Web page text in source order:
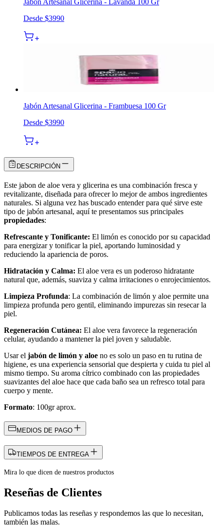
Desde $3990
Jabón Artesanal Glicerina - Frambuesa 100 Gr
Desde $3990
DESCRIPCIÓN
Este jabon de aloe vera y glicerina es una combinación fresca y
revitalizante, diseñada para ofrecer lo mejor de ambos ingredientes
naturales. Si alguna vez has buscado entender para qué sirve este
tipo de jabón artesanal, aquí te presentamos sus principales
propiedades:
Refrescante y Tonificante: El limón es conocido por su capacidad
para energizar y tonificar la piel, aportando luminosidad y
reduciendo la apariencia de poros.
Hidratación y Calma: El aloe vera es un poderoso hidratante
natural que, además, suaviza y calma irritaciones o enrojecimientos.
Limpieza Profunda: La combinación de limón y aloe permite una
limpieza profunda pero gentil, eliminando impurezas sin resecar la
piel.
Regeneración Cutánea: El aloe vera favorece la regeneración
celular, ayudando a mantener la piel joven y saludable.
Usar el jabón de limón y aloe no es solo un paso en tu rutina de
higiene, es una experiencia sensorial que despierta y cuida tu piel al
mismo tiempo. Su aroma cítrico combinado con las propiedades
suavizantes del aloe hace que cada baño sea un refresco total para
cuerpo y mente.
Formato: 100gr aprox.
MEDIOS DE PAGO
TIEMPOS DE ENTREGA
Mira lo que dicen de nuestros productos
Reseñas de Clientes
Publicamos todas las reseñas y respondemos las que lo necesitan,
también las malas.